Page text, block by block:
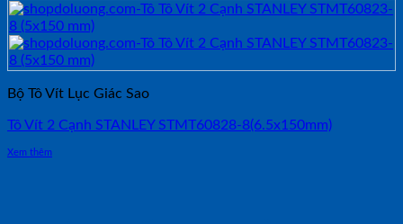
Bộ Tô Vít Lục Giác Sao
Tô Vít 2 Cạnh STANLEY STMT60828-8(6.5x150mm)
Xem thêm